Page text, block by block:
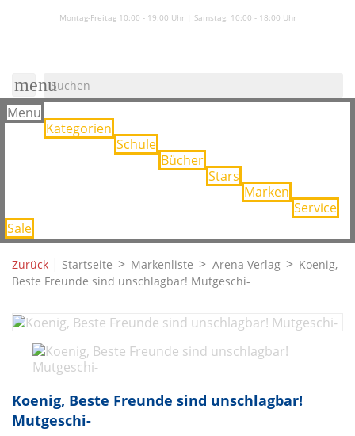
Montag-Freitag 10:00 - 19:00 Uhr | Samstag: 10:00 - 18:00 Uhr
menu
Menu
Kategorien
Schule
Bücher
Stars
Marken
Service
Sale
Zurück | Startseite Markenliste Arena Verlag
Koenig,
Beste Freunde sind unschlagbar! Mutgeschi-
Koenig, Beste Freunde sind unschlagbar!
Mutgeschi-